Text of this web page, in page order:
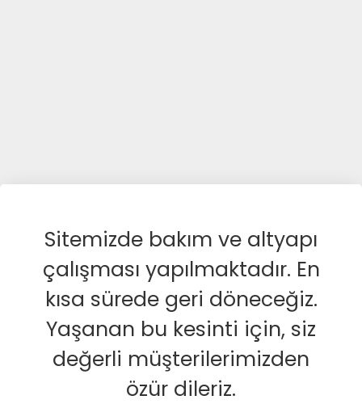
Sitemizde bakım ve altyapı
çalışması yapılmaktadır. En
kısa sürede geri döneceğiz.
Yaşanan bu kesinti için, siz
değerli müşterilerimizden
özür dileriz.